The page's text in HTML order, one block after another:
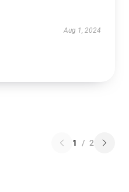
Aug 1, 2024
1 / 2